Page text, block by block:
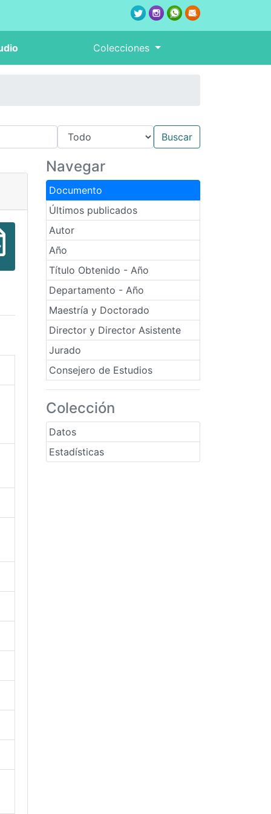
Colecciones
Navegar
Documento
Últimos publicados
Autor
Año
Título Obtenido - Año
Departamento - Año
Maestría y Doctorado
Director y Director Asistente
Jurado
Consejero de Estudios
Colección
Datos
Estadísticas